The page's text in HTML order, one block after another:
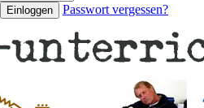
Passwort vergessen?